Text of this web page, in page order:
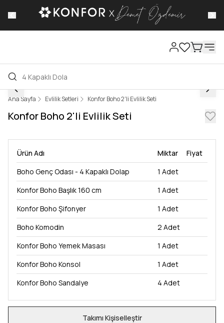
Ana Sayfa Evlilik Setleri Konfor Boho 2'li Evlilik Seti
Konfor Boho 2'li Evlilik Seti
Ürün Adı Miktar
Fiyat
Boho Genç Odası - 4 Kapaklı Dolap
1 Adet
Konfor Boho Başlık 160 cm
1 Adet
Konfor Boho Şifonyer
1 Adet
Boho Komodin
2 Adet
Konfor Boho Yemek Masası
1 Adet
Konfor Boho Konsol
1 Adet
Konfor Boho Sandalye
4 Adet
Takımı Kişiselleştir